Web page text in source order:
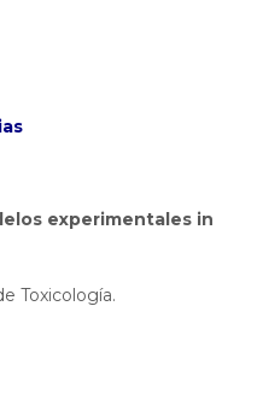
experimentales in
Toxicología.